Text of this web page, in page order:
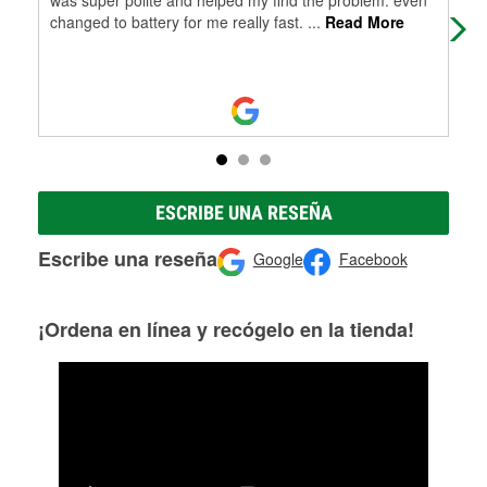
changed to battery for me really fast. ... Read More
ESCRIBE UNA RESEÑA
Escribe una reseña Google Facebook
¡Ordena en línea y recógelo en la tienda!